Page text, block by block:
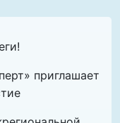
приглашает